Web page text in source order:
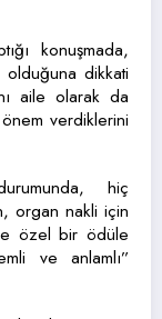
konuşmada,
olduğuna dikkati
aile olarak da
verdiklerini
hiç
organ nakli için
özel bir ödüle
ve anlamlı”